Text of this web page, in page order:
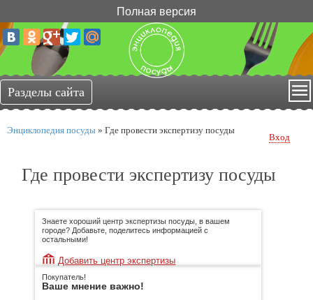
Полная версия
Энциклопедия посуды » Где провести экспертизу посуды
Вход
Где провести экспертизу посуды
Знаете хороший центр экспертизы посуды, в вашем
городе? Добавьте, поделитесь информацией с
остальными!
Добавить центр экспертизы
Покупатель!
Ваше мнение важно!